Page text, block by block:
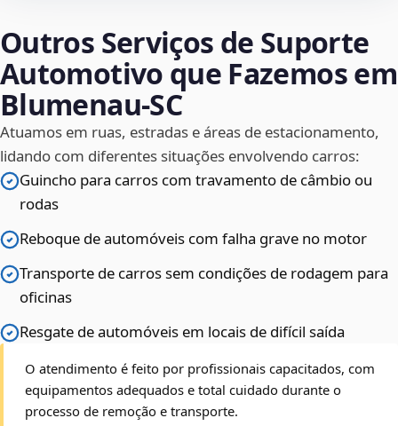
Outros Serviços de Suporte
Automotivo que Fazemos em
Blumenau‑SC
Atuamos em ruas, estradas e áreas de estacionamento,
lidando com diferentes situações envolvendo carros:
Guincho para carros com travamento de câmbio ou
rodas
Reboque de automóveis com falha grave no motor
Transporte de carros sem condições de rodagem para
oficinas
Resgate de automóveis em locais de difícil saída
O atendimento é feito por profissionais capacitados, com
equipamentos adequados e total cuidado durante o
processo de remoção e transporte.